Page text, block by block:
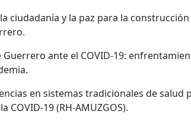
ciudadanía y la paz para la
Guerrero ante el COVID-19:
en sistemas tradicionales de salud
COVID-19 (RH-AMUZGOS).